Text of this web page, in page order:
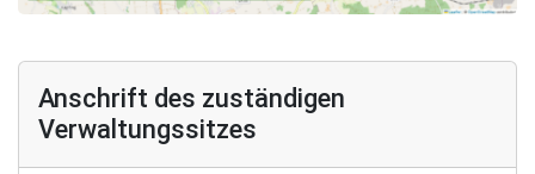
Anschrift des zuständigen
Verwaltungssitzes